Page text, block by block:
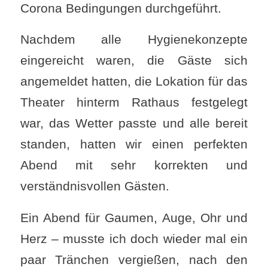
Corona Bedingungen durchgeführt.
Nachdem alle Hygienekonzepte
eingereicht waren, die Gäste sich
angemeldet hatten, die Lokation für das
Theater hinterm Rathaus festgelegt
war, das Wetter passte und alle bereit
standen, hatten wir einen perfekten
Abend mit sehr korrekten und
verständnisvollen Gästen.
Ein Abend für Gaumen, Auge, Ohr und
Herz – musste ich doch wieder mal ein
paar Tränchen vergießen, nach den